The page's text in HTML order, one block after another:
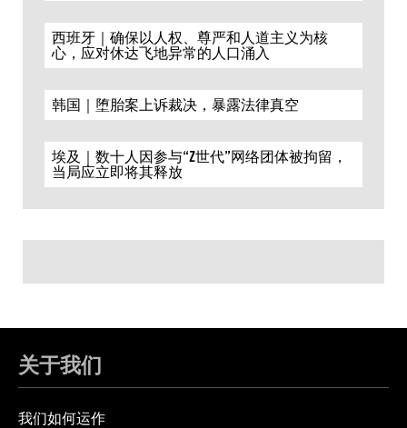
西班牙｜确保以人权、尊严和人道主义为核
心，应对休达飞地异常的人口涌入
韩国｜堕胎案上诉裁决，暴露法律真空
埃及｜数十人因参与“Z世代”网络团体被拘留，
当局应立即将其释放
关于我们
我们如何运作